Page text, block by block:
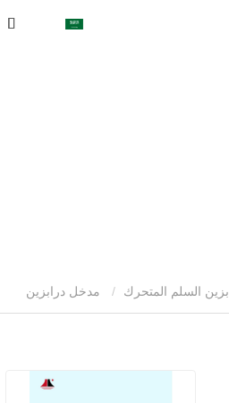
السلم المتحرك مدخل درابزين